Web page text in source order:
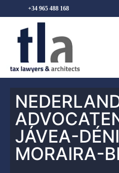
+34 965 488 168
JÁVEA-
MORAIRA-